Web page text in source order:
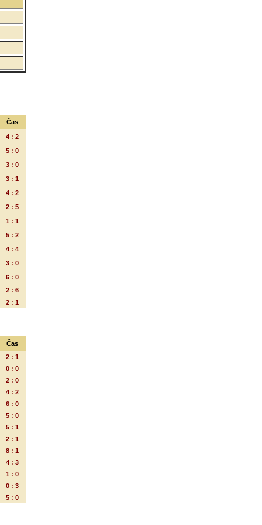
Čas
4 : 2
5 : 0
3 : 0
3 : 1
4 : 2
2 : 5
1 : 1
5 : 2
4 : 4
3 : 0
6 : 0
2 : 6
2 : 1
Čas
2 : 1
0 : 0
2 : 0
4 : 2
6 : 0
5 : 0
5 : 1
2 : 1
8 : 1
4 : 3
1 : 0
0 : 3
5 : 0